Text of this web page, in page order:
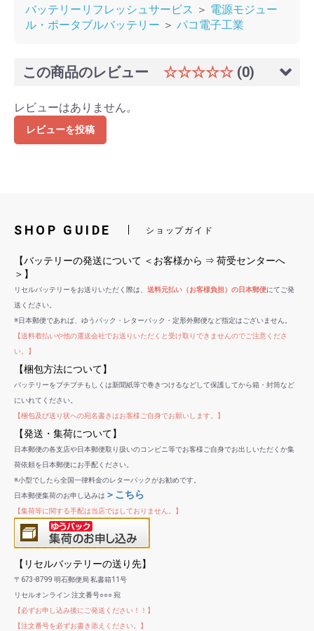
バッテリーリフレッシュサービス ＞ 電源モジュー
ル・ポータブルバッテリー ＞ パコ電子工業
この商品のレビュー ☆☆☆☆☆ (0)
レビューはありません。
レビューを投稿
SHOP GUIDE ショップガイド
【バッテリーの発送について ＜お客様から ⇒ 荷受センターへ
＞】
リセルバッテリーをお送りいただく際は、 送料元払い（お客様負担）の日本郵便にてご発
送ください。
※日本郵便であれば、ゆうパック・レターパック・定形外郵便など指定はございません。
【送料着払いや他の運送会社でお送りいただくと受け取りできませんのでご注意くださ
い。】
【梱包方法について】
バッテリーをプチプチもしくは新聞紙等で巻きつけるなどして保護してから箱・封筒など
にいれてください。
【梱包及び送り状への宛名書きはお客様ご自身でお願いします。】
【発送・集荷について】
日本郵便の各支店や日本郵便取り扱いのコンビニ等でお客様ご自身でお出しいただくか集
荷依頼を日本郵便にお手配ください。
※小型でしたら全国一律料金のレターパックがお勧めです。
日本郵便集荷のお申し込みは ＞こちら
【集荷等に関する手配は当店ではしておりません。】
【リセルバッテリーの送り先】
〒673-8799 明石郵便局 私書箱11号
リセルオンライン 注文番号○○○ 宛
【必ずお申し込み後にご発送ください！！】
【注文番号を必ずお書き添えください。】